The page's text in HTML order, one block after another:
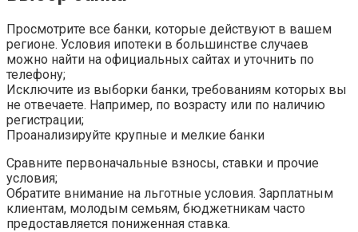
Просмотрите все банки, которые действуют в вашем
регионе. Условия ипотеки в большинстве случаев
можно найти на официальных сайтах и уточнить по
телефону;
Исключите из выборки банки, требованиям которых вы
не отвечаете. Например, по возрасту или по наличию
регистрации;
Проанализируйте крупные и мелкие банки
Сравните первоначальные взносы, ставки и прочие
условия;
Обратите внимание на льготные условия. Зарплатным
клиентам, молодым семьям, бюджетникам часто
предоставляется пониженная ставка.